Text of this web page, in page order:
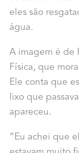
eles são
água.
A imagem é de
Física, que
Ele conta que
lixo que
apareceu.
“Eu achei que